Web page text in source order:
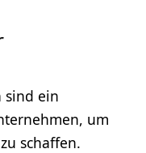
sind ein
um
schaffen.